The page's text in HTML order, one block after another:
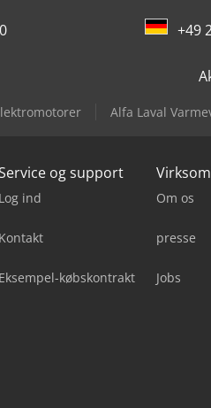
+49
Alfa Laval
og support
Log ind
Kontakt
Eksempel-købskontrakt
Om os
presse
Jobs